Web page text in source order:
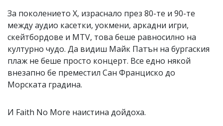
За поколението Х, израснало през 80-те и 90-те
между аудио касетки, уокмени, аркадни игри,
скейтбордове и MTV, това беше равносилно на
културно чудо. Да видиш Майк Патън на бургаския
плаж не беше просто концерт. Все едно някой
внезапно бе преместил Сан Франциско до
Морската градина.
И Faith No More наистина дойдоха.